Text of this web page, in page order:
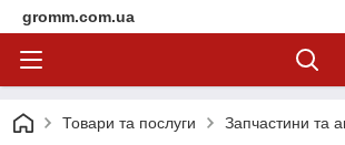
gromm.com.ua
Товари та послуги Запчастини та